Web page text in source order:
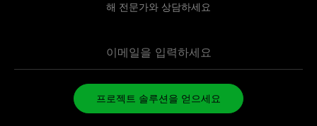
해 전문가와 상담하세요
프로젝트 솔루션을 얻으세요